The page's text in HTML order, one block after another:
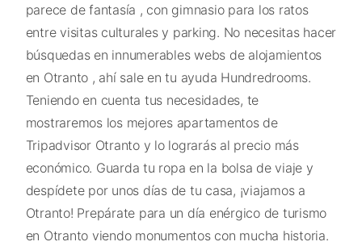
parece de fantasía , con gimnasio para los ratos
entre visitas culturales y parking. No necesitas hacer
búsquedas en innumerables webs de alojamientos
en Otranto , ahí sale en tu ayuda Hundredrooms.
Teniendo en cuenta tus necesidades, te
mostraremos los mejores apartamentos de
Tripadvisor Otranto y lo lograrás al precio más
económico. Guarda tu ropa en la bolsa de viaje y
despídete por unos días de tu casa, ¡viajamos a
Otranto! Prepárate para un día enérgico de turismo
en Otranto viendo monumentos con mucha historia.